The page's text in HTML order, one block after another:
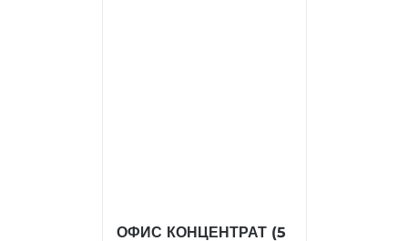
ОФИС КОНЦЕНТРАТ (5